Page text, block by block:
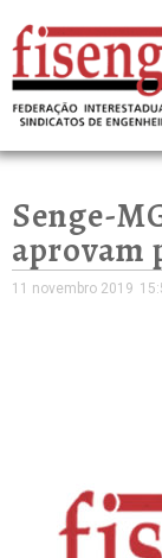
Senge-
aprovam
11 novembro 2019